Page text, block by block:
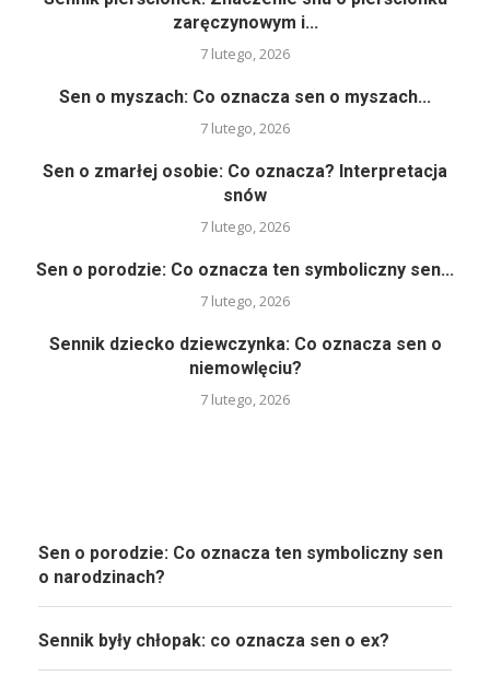
zaręczynowym i...
7 lutego, 2026
Sen o myszach: Co oznacza sen o myszach...
7 lutego, 2026
Sen o zmarłej osobie: Co oznacza? Interpretacja
snów
7 lutego, 2026
Sen o porodzie: Co oznacza ten symboliczny sen...
7 lutego, 2026
Sennik dziecko dziewczynka: Co oznacza sen o
niemowlęciu?
7 lutego, 2026
Sen o porodzie: Co oznacza ten symboliczny sen
o narodzinach?
Sennik były chłopak: co oznacza sen o ex?